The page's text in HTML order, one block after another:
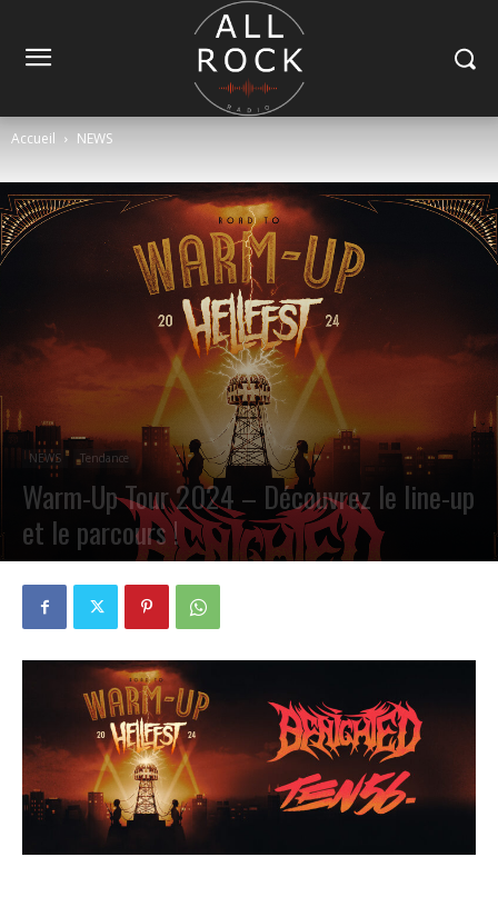
Accueil NEWS
NEWS Tendance
Warm-Up Tour 2024 – Découvrez le line-up
et le parcours !
PAR PETE CIRCLE 15 JANVIER 2024 0